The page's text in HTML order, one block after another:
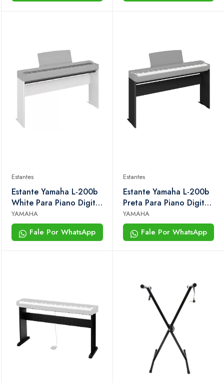
Estantes
Estante Yamaha L-200b
White Para Piano Digital
P-225
YAMAHA
Fale Por WhatsApp
Estantes
Estante Yamaha L-200b
Preta Para Piano Digital
P-225 Original Yamaha
YAMAHA
Fale Por WhatsApp